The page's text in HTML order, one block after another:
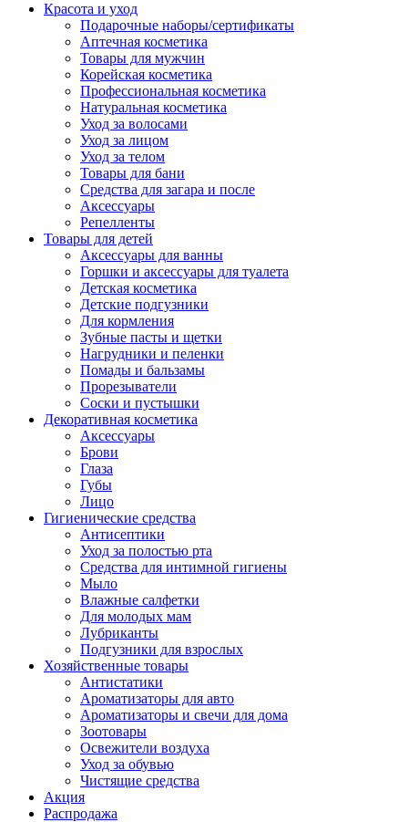
Красота и уход
Подарочные наборы/сертификаты
Аптечная косметика
Товары для мужчин
Корейская косметика
Профессиональная косметика
Натуральная косметика
Уход за волосами
Уход за лицом
Уход за телом
Товары для бани
Средства для загара и после
Аксессуары
Репелленты
Товары для детей
Аксессуары для ванны
Горшки и аксессуары для туалета
Детская косметика
Детские подгузники
Для кормления
Зубные пасты и щетки
Нагрудники и пеленки
Помады и бальзамы
Прорезыватели
Соски и пустышки
Декоративная косметика
Аксессуары
Брови
Глаза
Губы
Лицо
Гигиенические средства
Антисептики
Уход за полостью рта
Средства для интимной гигиены
Мыло
Влажные салфетки
Для молодых мам
Лубриканты
Подгузники для взрослых
Хозяйственные товары
Антистатики
Ароматизаторы для авто
Ароматизаторы и свечи для дома
Зоотовары
Освежители воздуха
Уход за обувью
Чистящие средства
Акция
Распродажа